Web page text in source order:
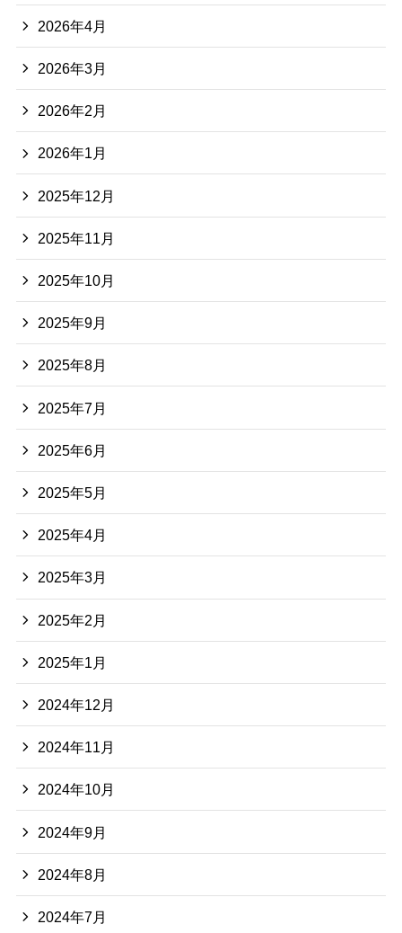
2026年4月
2026年3月
2026年2月
2026年1月
2025年12月
2025年11月
2025年10月
2025年9月
2025年8月
2025年7月
2025年6月
2025年5月
2025年4月
2025年3月
2025年2月
2025年1月
2024年12月
2024年11月
2024年10月
2024年9月
2024年8月
2024年7月